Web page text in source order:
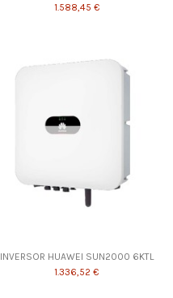
1.588,45 €
INVERSOR HUAWEI SUN2000 6KTL
1.336,52 €